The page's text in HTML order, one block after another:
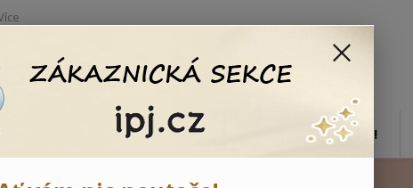
Hledat
Ostatní 🌲 Vítejte ve světě Mossilo!